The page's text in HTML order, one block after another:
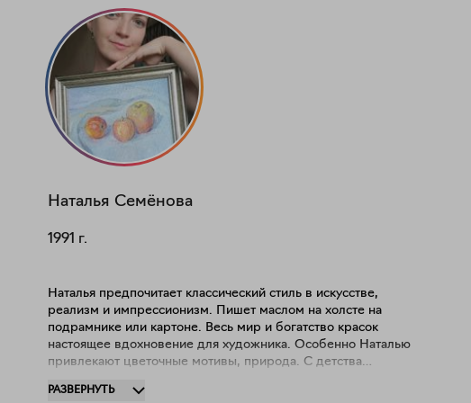
Наталья Семёнова
1991 г.
Наталья предпочитает классический стиль в искусстве,
реализм и импрессионизм. Пишет маслом на холсте на
подрамнике или картоне. Весь мир и богатство красок
настоящее вдохновение для художника. Особенно Наталью
привлекают цветочные мотивы, природа. С детства
изобразительного искусства, а после поступила в Суздальское
РАЗВЕРНУТЬ